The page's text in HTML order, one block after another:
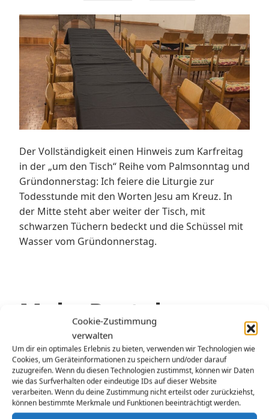
Cookie-Zustimmung
verwalten
Um dir ein optimales Erlebnis zu bieten, verwenden wir Technologien wie
Cookies, um Geräteinformationen zu speichern und/oder darauf
zuzugreifen. Wenn du diesen Technologien zustimmst, können wir Daten
wie das Surfverhalten oder eindeutige IDs auf dieser Website
verarbeiten. Wenn du deine Zustimmung nicht erteilst oder zurückziehst,
können bestimmte Merkmale und Funktionen beeinträchtigt werden.
Der Vollständigkeit einen Hinweis zum Karfreitag
in der „um den Tisch“ Reihe vom Palmsonntag und
Gründonnerstag: Ich feiere die Liturgie zur
Todesstunde mit den Worten Jesu am Kreuz. In
der Mitte steht aber weiter der Tisch, mit
schwarzen Tüchern bedeckt und die Schüssel mit
Wasser vom Gründonnerstag.
Mehr Portale,
mehr Puzzleteile
Veröffentlicht amMärz 23, 2026vongerhardbeck